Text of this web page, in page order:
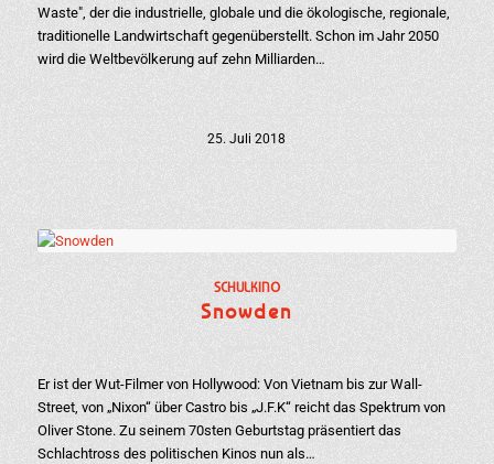
Waste", der die industrielle, globale und die ökologische, regionale,
traditionelle Landwirtschaft gegenüberstellt. Schon im Jahr 2050
wird die Weltbevölkerung auf zehn Milliarden…
25. Juli 2018
SCHULKINO
Snowden
Er ist der Wut-Filmer von Hollywood: Von Vietnam bis zur Wall-
Street, von „Nixon“ über Castro bis „J.F.K“ reicht das Spektrum von
Oliver Stone. Zu seinem 70sten Geburtstag präsentiert das
Schlachtross des politischen Kinos nun als…